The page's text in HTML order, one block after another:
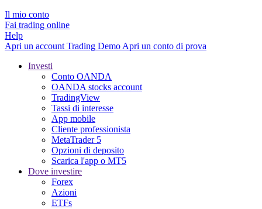
Il mio conto
Fai trading online
Help
Apri un account Trading Demo Apri un conto di prova
Investi
Conto OANDA
OANDA stocks account
TradingView
Tassi di interesse
App mobile
Cliente professionista
MetaTrader 5
Opzioni di deposito
Scarica l'app o MT5
Dove investire
Forex
Azioni
ETFs